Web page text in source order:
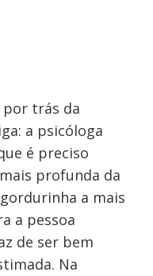
por trás da
a psicóloga
é preciso
profunda da
a mais
a pessoa
de ser bem
Na